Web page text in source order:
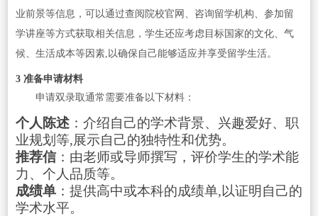
业前景等信息，可以通过查阅院校官网、咨询留学机构、参加留
学讲座等方式获取相关信息，学生还应考虑目标国家的文化、气
候、生活成本等因素,以确保自己能够适应并享受留学生活。
3 准备申请材料
申请双录取通常需要准备以下材料：
个人陈述：介绍自己的学术背景、兴趣爱好、职
业规划等,展示自己的独特性和优势。
推荐信：由老师或导师撰写，评价学生的学术能
力、个人品质等。
成绩单：提供高中或本科的成绩单,以证明自己的
学术水平。